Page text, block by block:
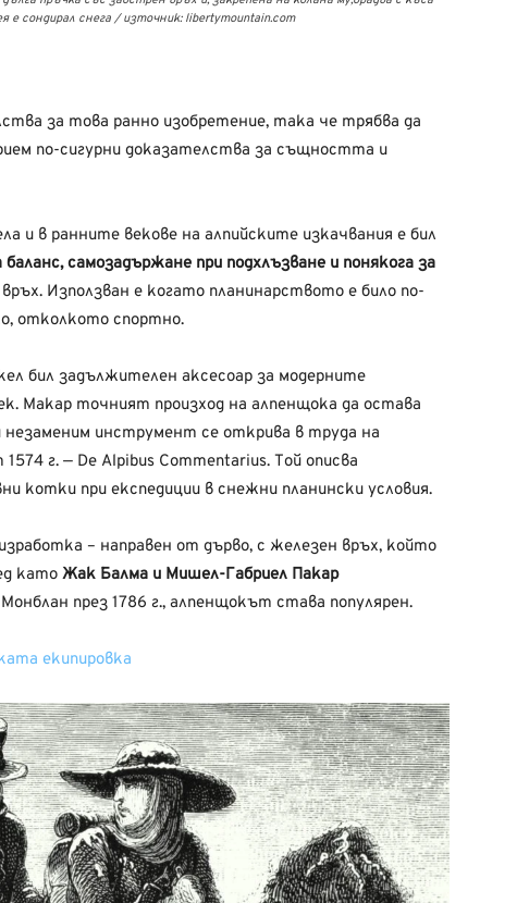
е сондирал снега / източник: libertymountain.com
за това ранно изобретение, така че трябва да
по-сигурни доказателства за същността и
и в ранните векове на алпийските изкачвания е бил
самозадържане при подхлъзване и понякога за
Използван е когато планинарството е било по-
отколкото спортно.
бил задължителен аксесоар за модерните
Макар точният произход на алпенщока да остава
незаменим инструмент се открива в труда на
г. — De Alpibus Commentarius. Той описва
котки при експедиции в снежни планински условия.
– направен от дърво, с железен връх, който
като Жак Балма и Мишел-Габриел Пакар
през 1786 г., алпенщокът става популярен.
екипировка